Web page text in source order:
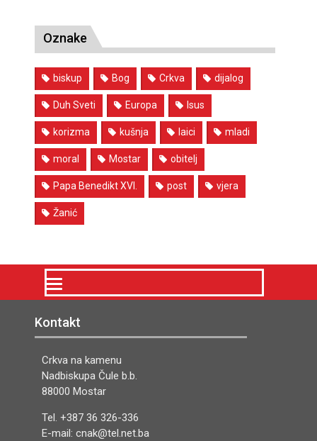
Oznake
biskup Bog Crkva dijalog
Duh Sveti Europa Isus
korizma kušnja laici mladi
moral Mostar obitelj
Papa Benedikt XVI. post vjera
Žanić
Kontakt
Crkva na kamenu
Nadbiskupa Čule b.b.
88000 Mostar
Tel. +387 36 326-336
E-mail: cnak@tel.net.ba